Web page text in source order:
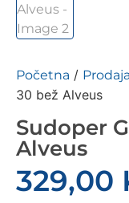
Početna / Prodaja
30 bež Alveus
Sudoper
Alveus
329,00